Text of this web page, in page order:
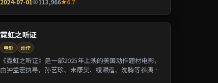
2024-07-01 113,966 6.7
霓虹之听证
电影 动作
《霓虹之听证》是一部2025年上映的美国动作题材电影，
由钟孟宏执导，孙艺珍、宋康昊、绫濑遥、沈腾等参演。